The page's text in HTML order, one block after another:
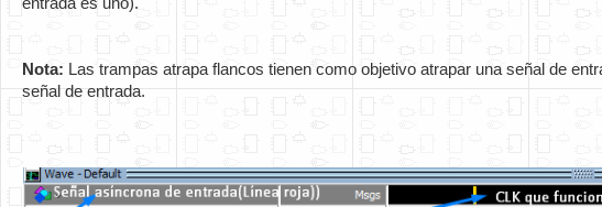
entrada es uno).
Nota: Las trampas atrapa flancos tienen como objetivo atrapar una señal de
señal de entrada.